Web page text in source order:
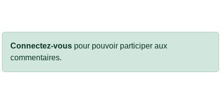
Connectez-vous pour pouvoir participer aux
commentaires.